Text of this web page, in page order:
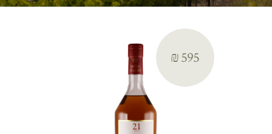
₪ 595